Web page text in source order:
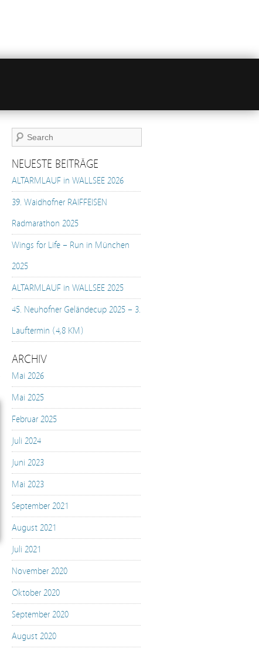
NEUESTE BEITRÄGE
ALTARMLAUF in WALLSEE 2026
39. Waidhofner RAIFFEISEN
Radmarathon 2025
Wings for Life – Run in München
2025
ALTARMLAUF in WALLSEE 2025
45. Neuhofner Geländecup 2025 – 3.
Lauftermin (4,8 KM)
ARCHIV
Mai 2026
Mai 2025
Februar 2025
Juli 2024
Juni 2023
Mai 2023
September 2021
August 2021
Juli 2021
November 2020
Oktober 2020
September 2020
August 2020